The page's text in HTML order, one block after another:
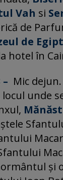
Vah si
de
de
hotel în
Mic
unde
şi